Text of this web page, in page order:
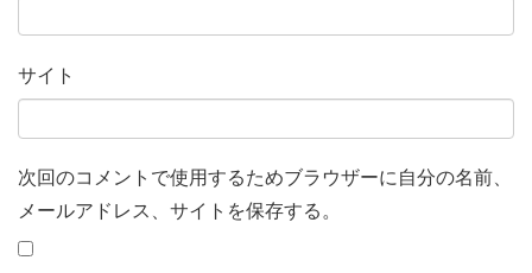
サイト
次回のコメントで使用するためブラウザーに自分の名前、
メールアドレス、サイトを保存する。